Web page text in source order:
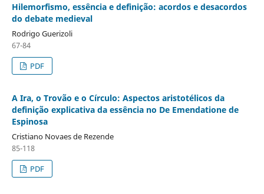
Hilemorfismo, essência e definição: acordos e desacordos
do debate medieval
Rodrigo Guerizoli
67-84
PDF
A Ira, o Trovão e o Círculo: Aspectos aristotélicos da
definição explicativa da essência no De Emendatione de
Espinosa
Cristiano Novaes de Rezende
85-118
PDF